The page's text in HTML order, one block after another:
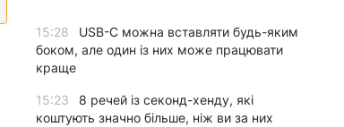
15:28
USB-C можна вставляти будь-яким
боком, але один із них може працювати
краще
15:23
8 речей із секонд-хенду, які
коштують значно більше, ніж ви за них